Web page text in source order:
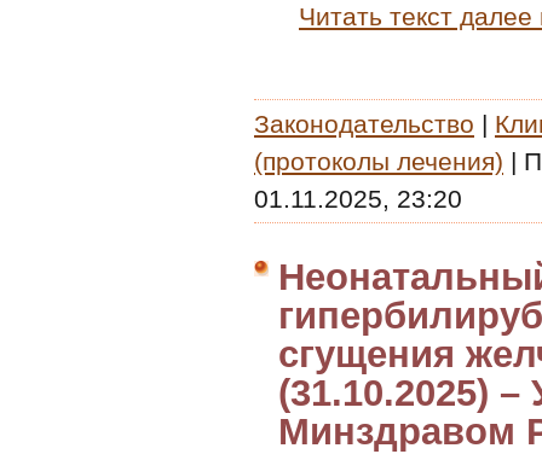
Читать текст
Законодательство |
(протоколы лечения) |
01.11.2025, 23:20
сгущения
(31.10.2025)
Минздравом